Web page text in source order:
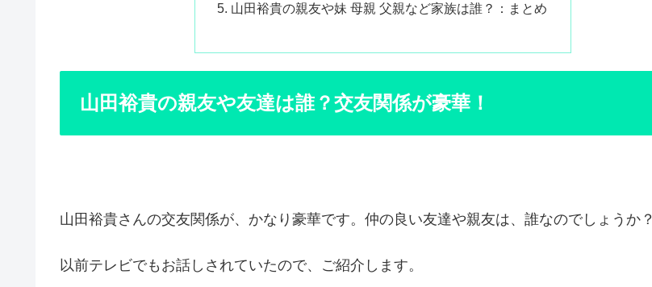
山田裕貴の親友や妹 母親 父親など家族は誰？：まとめ
山田裕貴の親友や友達は誰？交友関係が豪華！
山田裕貴さんの交友関係が、かなり豪華です。仲の良い友達や親友は、誰なのでしょうか？
以前テレビでもお話しされていたので、ご紹介します。